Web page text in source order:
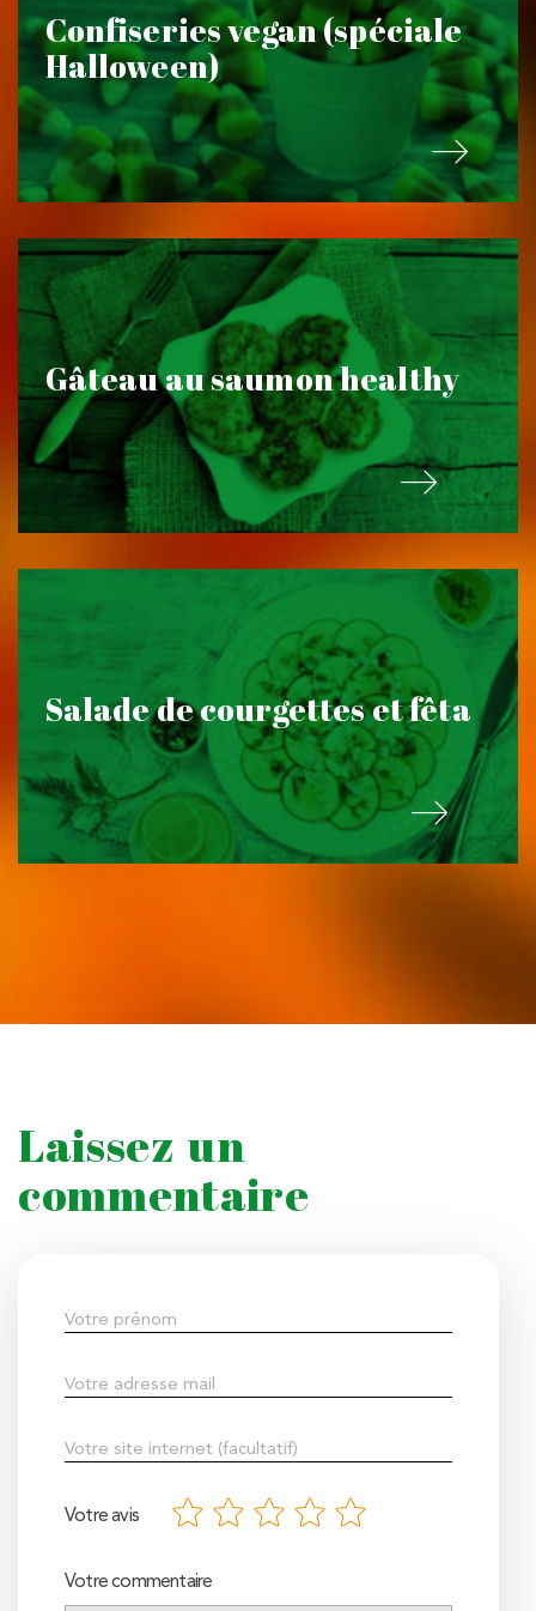
Confiseries vegan (spéciale
Halloween)
Gâteau au saumon healthy
Salade de courgettes et fêta
Laissez un
commentaire
Votre avis
Votre commentaire